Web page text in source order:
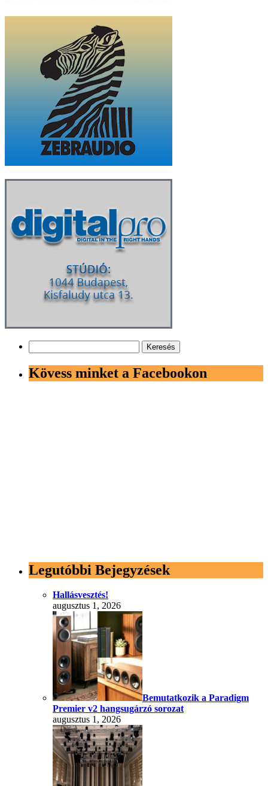
Kövess minket a Facebookon
Legutóbbi Bejegyzések
Hallásvesztés!
augusztus 1, 2026
Bemutatkozik a Paradigm
Premier v2 hangsugárzó sorozat
augusztus 1, 2026